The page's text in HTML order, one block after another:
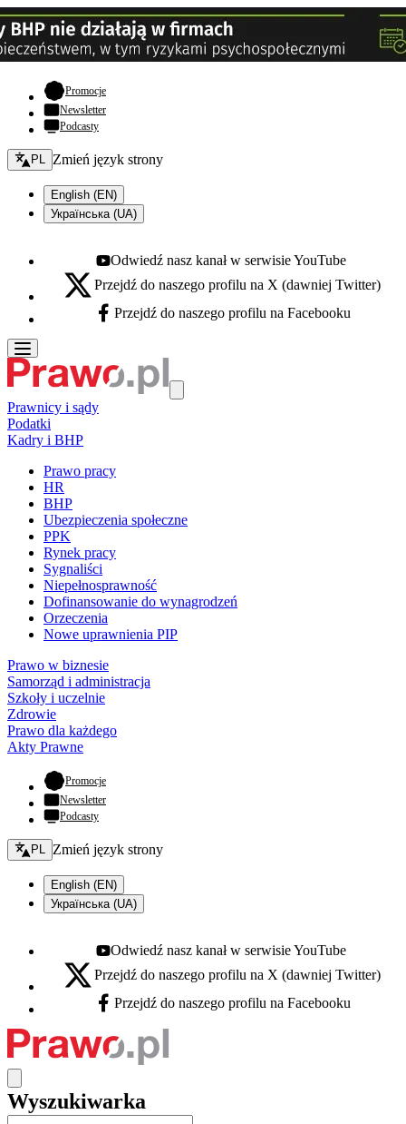
Promocje- otwiera się w nowej karcie
Newsletter
Podcasty
Zmień język - bieżący:
PL Zmień język strony
English (EN)
Українська (UA)
Youtube - otwiera się w nowej karcie
Odwiedź nasz kanał w serwisie YouTube
X - otwiera się w nowej karcie
Przejdź do naszego profilu na X (dawniej Twitter)
Facebook - otwiera się w nowej karcie
Przejdź do naszego profilu na Facebooku
Prawnicy i sądy
Podatki
Kadry i BHP
Prawo pracy
HR
BHP
Ubezpieczenia społeczne
PPK
Rynek pracy
Sygnaliści
Niepełnosprawność
Dofinansowanie do wynagrodzeń
Orzeczenia
Nowe uprawnienia PIP
Prawo w biznesie
Samorząd i administracja
Szkoły i uczelnie
Zdrowie
Prawo dla każdego
Akty Prawne
Promocje- otwiera się w nowej karcie
Newsletter
Podcasty
Zmień język - bieżący:
PL Zmień język strony
English (EN)
Українська (UA)
Youtube - otwiera się w nowej karcie
Odwiedź nasz kanał w serwisie YouTube
X - otwiera się w nowej karcie
Przejdź do naszego profilu na X (dawniej Twitter)
Facebook - otwiera się w nowej karcie
Przejdź do naszego profilu na Facebooku
Wyszukiwarka